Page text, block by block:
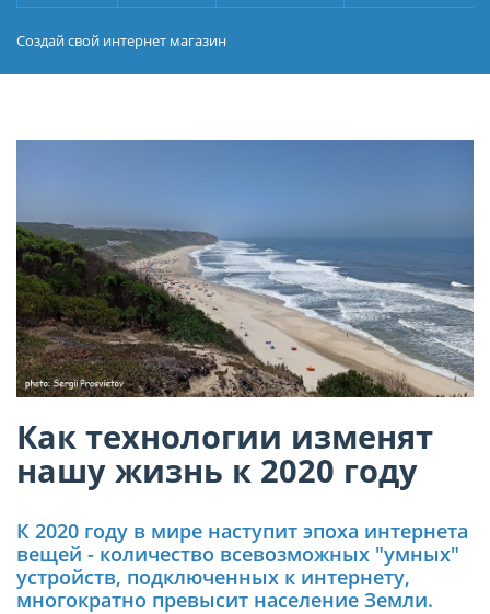
Создай свой интернет магазин
Как технологии изменят
нашу жизнь к 2020 году
К 2020 году в мире наступит эпоха интернета
вещей - количество всевозможных "умных"
устройств, подключенных к интернету,
многократно превысит население Земли.